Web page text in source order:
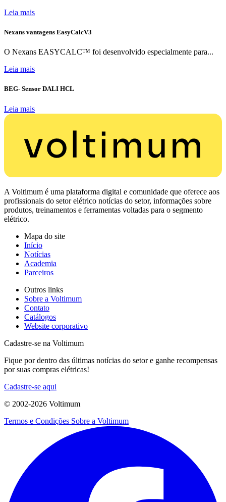
Leia mais
Nexans vantagens EasyCalcV3
O Nexans EASYCALC™ foi desenvolvido especialmente para...
Leia mais
BEG- Sensor DALI HCL
Leia mais
A Voltimum é uma plataforma digital e comunidade que oferece aos
profissionais do setor elétrico notícias do setor, informações sobre
produtos, treinamentos e ferramentas voltadas para o segmento
elétrico.
Mapa do site
Início
Notícias
Academia
Parceiros
Outros links
Sobre a Voltimum
Contato
Catálogos
Website corporativo
Cadastre-se na Voltimum
Fique por dentro das últimas notícias do setor e ganhe recompensas
por suas compras elétricas!
Cadastre-se aqui
© 2002-2026 Voltimum
Termos e Condições Sobre a Voltimum